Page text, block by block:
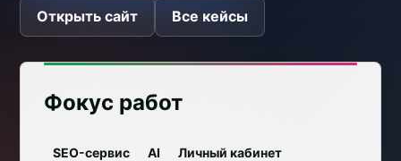
Открыть сайт Все кейсы
Фокус работ
SEO-сервис AI Личный кабинет